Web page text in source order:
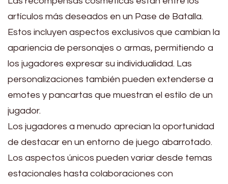
artículos más deseados en un Pase de Batalla.
Estos incluyen aspectos exclusivos que cambian la
apariencia de personajes o armas, permitiendo a
los jugadores expresar su individualidad. Las
personalizaciones también pueden extenderse a
emotes y pancartas que muestran el estilo de un
jugador.
Los jugadores a menudo aprecian la oportunidad
de destacar en un entorno de juego abarrotado.
Los aspectos únicos pueden variar desde temas
estacionales hasta colaboraciones con